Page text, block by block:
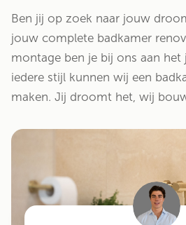
Ben jij op zoek naar jouw
jouw complete badkamer
montage ben je bij ons aan het
iedere stijl kunnen wij een
maken. Jij droomt het, wij